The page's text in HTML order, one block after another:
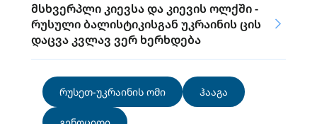
მსხვერპლი კიევსა და კიევის ოლქში -
რუსული ბალისტიკისგან უკრაინის ცის
დაცვა კვლავ ვერ ხერხდება
რუსეთ-უკრაინის ომი ჰააგა